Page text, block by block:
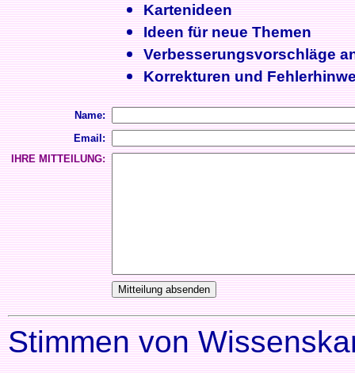
Kartenideen
Ideen für neue Themen
Verbesserungsvorschläge
Korrekturen und
Name:
Email:
IHRE MITTEILUNG:
Stimmen von